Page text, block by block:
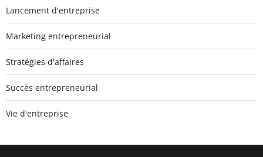
Lancement d'entreprise
Marketing entrepreneurial
Stratégies d'affaires
Succès entrepreneurial
Vie d'entreprise